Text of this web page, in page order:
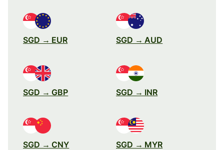
SGD → EUR SGD → AUD
SGD → GBP SGD → INR
SGD → CNY SGD → MYR